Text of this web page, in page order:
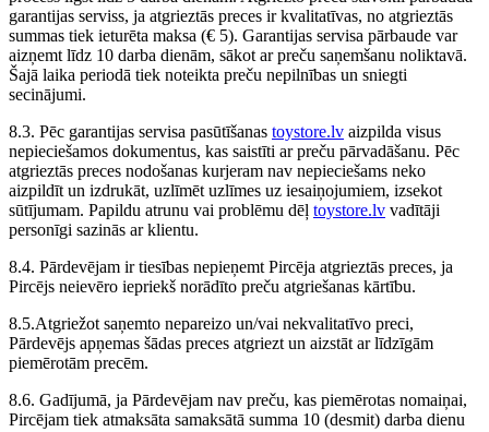
garantijas serviss, ja atgrieztās preces ir kvalitatīvas, no atgrieztās
summas tiek ieturēta maksa (€ 5). Garantijas servisa pārbaude var
aizņemt līdz 10 darba dienām, sākot ar preču saņemšanu noliktavā.
Šajā laika periodā tiek noteikta preču nepilnības un sniegti
secinājumi.
8.3. Pēc garantijas servisa pasūtīšanas toystore.lv aizpilda visus
nepieciešamos dokumentus, kas saistīti ar preču pārvadāšanu. Pēc
atgrieztās preces nodošanas kurjeram nav nepieciešams neko
aizpildīt un izdrukāt, uzlīmēt uzlīmes uz iesaiņojumiem, izsekot
sūtījumam. Papildu atrunu vai problēmu dēļ toystore.lv vadītāji
personīgi sazinās ar klientu.
8.4. Pārdevējam ir tiesības nepieņemt Pircēja atgrieztās preces, ja
Pircējs neievēro iepriekš norādīto preču atgriešanas kārtību.
8.5.Atgriežot saņemto nepareizo un/vai nekvalitatīvo preci,
Pārdevējs apņemas šādas preces atgriezt un aizstāt ar līdzīgām
piemērotām precēm.
8.6. Gadījumā, ja Pārdevējam nav preču, kas piemērotas nomaiņai,
Pircējam tiek atmaksāta samaksātā summa 10 (desmit) darba dienu